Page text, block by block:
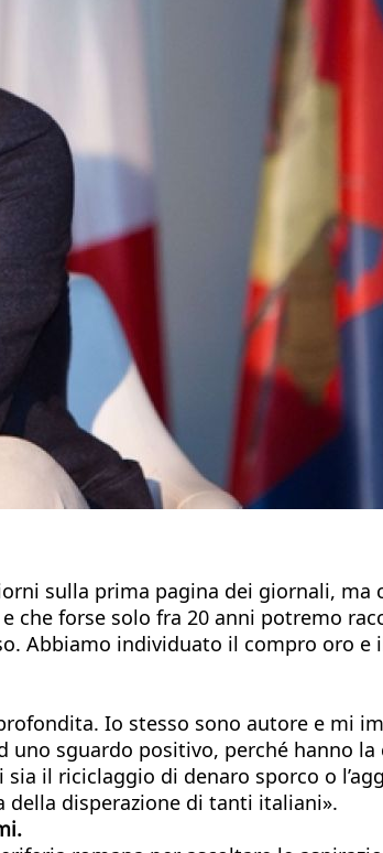
sulla prima pagina dei giornali, ma
che forse solo fra 20 anni potremo
Abbiamo individuato il compro oro
Io stesso sono autore e mi
sguardo positivo, perché hanno la
il riciclaggio di denaro sporco o
della disperazione di tanti italiani».